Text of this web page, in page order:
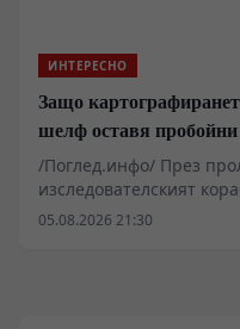
ИНТЕРЕСНО
Защо
шелф оставя
/Поглед.инфо/ През
изследователският
Nautilus заснема на
05.08.2026 21:30